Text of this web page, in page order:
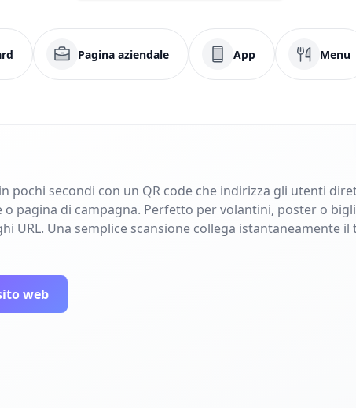
Pagina aziendale App Menu
pochi secondi con un QR code che indirizza gli utenti
o pagina di campagna. Perfetto per volantini, poster o
URL. Una semplice scansione collega istantaneamente
web